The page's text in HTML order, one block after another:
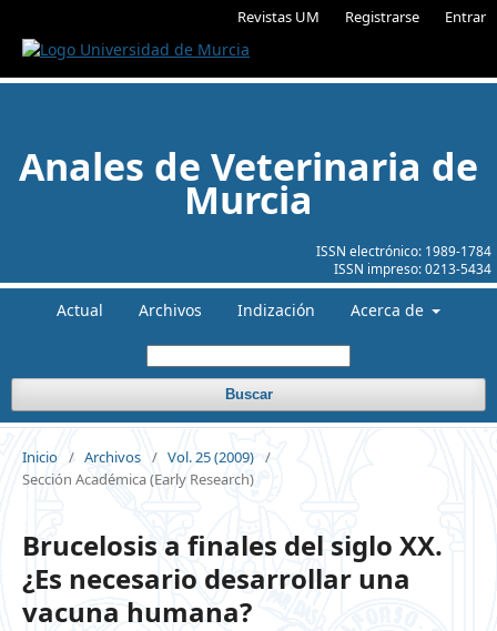
Revistas UM Registrarse Entrar
ISSN electrónico: 1989-1784
ISSN impreso:0213-5434
Anales de Veterinaria de
Murcia
Actual Archivos Indización Acerca de
Buscar
Inicio / Archivos / Vol. 25 (2009) /
Sección Académica (Early Research)
Brucelosis a finales del siglo XX.
¿Es necesario desarrollar una
vacuna humana?